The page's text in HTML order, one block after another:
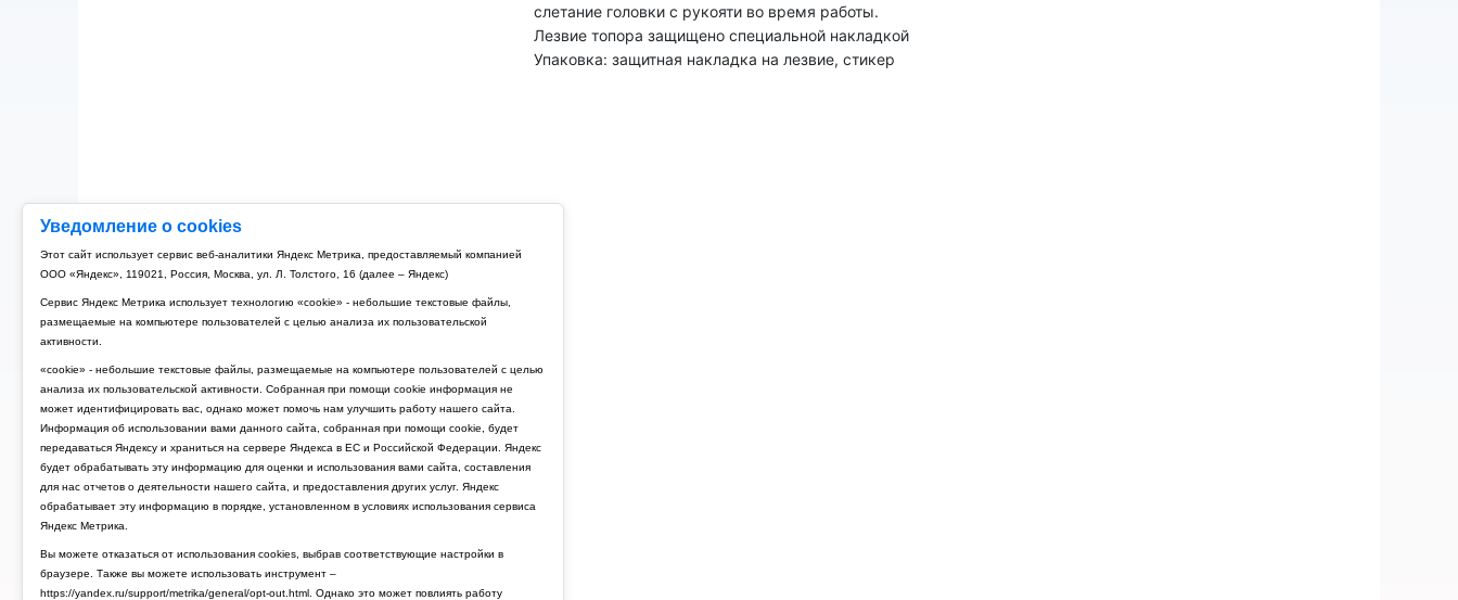
Уведомление о cookies
Этот сайт использует сервис веб-аналитики Яндекс Метрика, предоставляемый компанией
ООО «Яндекс», 119021, Россия, Москва, ул. Л. Толстого, 16 (далее – Яндекс)
Сервис Яндекс Метрика использует технологию «cookie» - небольшие текстовые файлы,
размещаемые на компьютере пользователей с целью анализа их пользовательской
активности.
«cookie» - небольшие текстовые файлы, размещаемые на компьютере пользователей с целью
анализа их пользовательской активности. Собранная при помощи cookie информация не
может идентифицировать вас, однако может помочь нам улучшить работу нашего сайта.
Информация об использовании вами данного сайта, собранная при помощи cookie, будет
передаваться Яндексу и храниться на сервере Яндекса в ЕС и Российской Федерации. Яндекс
будет обрабатывать эту информацию для оценки и использования вами сайта, составления
для нас отчетов о деятельности нашего сайта, и предоставления других услуг. Яндекс
обрабатывает эту информацию в порядке, установленном в условиях использования сервиса
Яндекс Метрика.
Вы можете отказаться от использования cookies, выбрав соответствующие настройки в
браузере. Также вы можете использовать инструмент –
https://yandex.ru/support/metrika/general/opt-out.html. Однако это может повлиять работу
слетание головки с рукояти во время работы.
Лезвие топора защищено специальной накладкой
Упаковка: защитная накладка на лезвие, стикер